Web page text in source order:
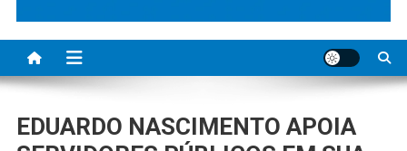
EDUARDO NASCIMENTO APOIA